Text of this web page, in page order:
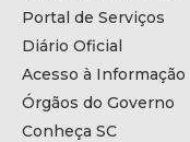
Portal de Serviços
Diário Oficial
Acesso à Informação
Órgãos do Governo
Conheça SC